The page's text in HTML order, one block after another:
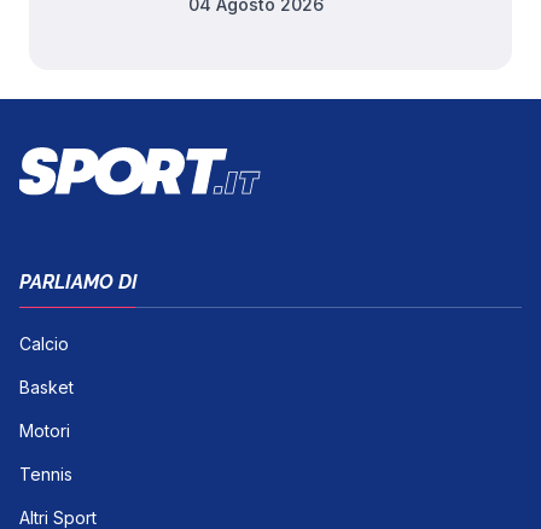
04 Agosto 2026
PARLIAMO DI
Calcio
Basket
Motori
Tennis
Altri Sport